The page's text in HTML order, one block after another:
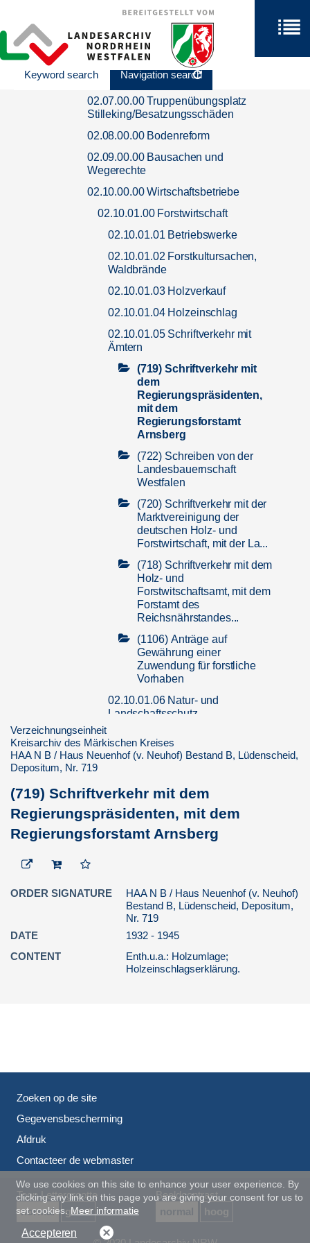
Keyword search Navigation search
und Katasterangelegenheiten
02.05.00.00 Erwerbung und
Veräusserung von Grundstücken
Verpachtung
02.07.00.00 Truppenübungsplatz
Stilleking/Besatzungsschäden
02.08.00.00 Bodenreform
02.09.00.00 Bausachen und
Wegerechte
02.10.00.00 Wirtschaftsbetriebe
02.10.01.00 Forstwirtschaft
02.10.01.01 Betriebswerke
02.10.01.02 Forstkultursachen,
Waldbrände
02.10.01.03 Holzverkauf
02.10.01.04 Holzeinschlag
02.10.01.05 Schriftverkehr mit
Ämtern
(719) Schriftverkehr mit
dem
Regierungspräsidenten,
mit dem
Regierungsforstamt
Arnsberg
(722) Schreiben von der
Landesbauernschaft
Westfalen
(720) Schriftverkehr mit der
Marktvereinigung der
deutschen Holz- und
Forstwirtschaft, mit der La...
(718) Schriftverkehr mit dem
Holz- und
Forstwitschaftsamt, mit dem
Forstamt des
Reichsnährstandes...
(1106) Anträge auf
Gewährung einer
Zuwendung für forstliche
Vorhaben
02.10.01.06 Natur- und
Landschaftsschutz
02.10.03.00 Land- und
02.10.04.00 Nebenbetriebe
02.12.00.00 Personalwesen
03.00.00.00 PROZESSE / GUTACHTEN
05.00.00.00 KARTEN UND PLÄNE
HAA O / Haus Oedenthal (v. Holtzbrinck),
Kierspe
Verzeichnungseinheit
Kreisarchiv des Märkischen Kreises
HAA N B / Haus Neuenhof (v. Neuhof) Bestand B, Lüdenscheid,
Depositum, Nr. 719
(719) Schriftverkehr mit dem
Regierungspräsidenten, mit dem
Regierungsforstamt Arnsberg
ORDER SIGNATURE
HAA N B / Haus Neuenhof (v. Neuhof)
Bestand B, Lüdenscheid, Depositum,
Nr. 719
DATE
1932 - 1945
CONTENT
Enth.u.a.: Holzumlage;
Holzeinschlagserklärung.
Toon Lettergrootte
Beeldcontrast
normal
groot normal hoog
Zoeken op de site
Gegevensbescherming
Afdruk
Contacteer de webmaster
We use cookies on this site to enhance your user experience. By
clicking any link on this page you are giving your consent for us to
set cookies. Meer informatie
Accepteren